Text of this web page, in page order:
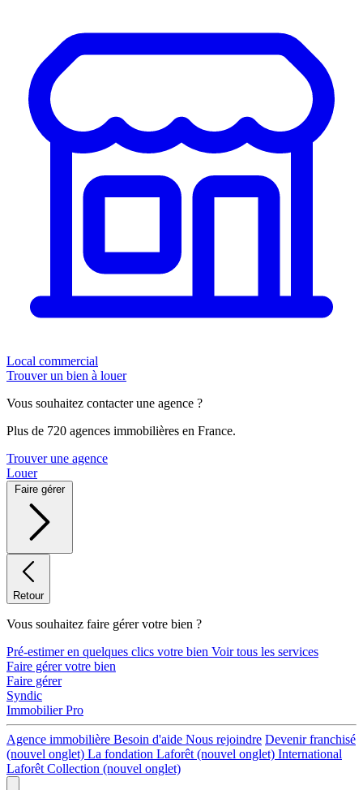
Local commercial
Trouver un bien à louer
Vous souhaitez contacter une agence ?
Plus de 720 agences immobilières en France.
Trouver une agence
Louer
Faire gérer
Retour
Vous souhaitez faire gérer votre bien ?
Pré-estimer en quelques clics votre bien Voir tous les services
Faire gérer votre bien
Faire gérer
Syndic
Immobilier Pro
Agence immobilière Besoin d'aide Nous rejoindre Devenir franchisé
(nouvel onglet) La fondation Laforêt (nouvel onglet) International
Laforêt Collection (nouvel onglet)